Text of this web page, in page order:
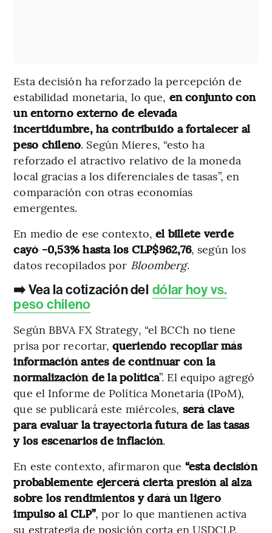
Esta decisión ha reforzado la percepción de
estabilidad monetaria, lo que, en conjunto con
un entorno externo de elevada
incertidumbre, ha contribuido a fortalecer al
peso chileno. Según Mieres, “esto ha
reforzado el atractivo relativo de la moneda
local gracias a los diferenciales de tasas”, en
comparación con otras economías
emergentes.
En medio de ese contexto, el billete verde
cayó -0,53% hasta los CLP$962,76, según los
datos recopilados por Bloomberg.
➡️ Vea la cotización del dólar hoy vs.
peso chileno
Según BBVA FX Strategy, “el BCCh no tiene
prisa por recortar,queriendo recopilar más
información antes de continuar con la
normalización de la política”. El equipo agregó
que el Informe de Política Monetaria (IPoM),
que se publicará este miércoles, será clave
para evaluar la trayectoria futura de las tasas
y los escenarios de inflación.
En este contexto, afirmaron que “esta decisión
probablemente ejercerá cierta presión al alza
sobre los rendimientos y dará un ligero
impulso al CLP”, por lo que mantienen activa
su estrategia de posición corta en USDCLP.